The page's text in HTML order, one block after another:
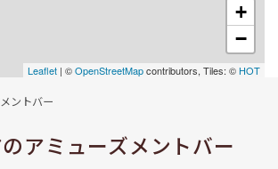
+
−
Leaflet | ©OpenStreetMapcontributors, Tiles: © HOT
ントバー
アミューズメントバー